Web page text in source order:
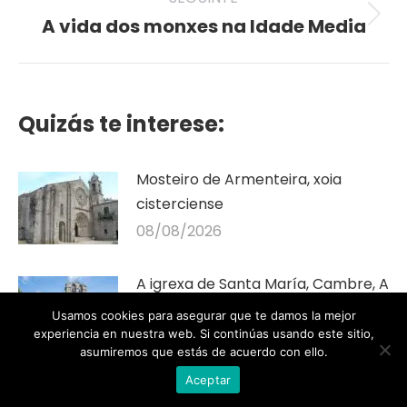
Seguinte
A vida dos monxes na Idade Media
Quizás te interese:
Mosteiro de Armenteira, xoia
cisterciense
08/08/2026
A igrexa de Santa María, Cambre, A
Coruña
08/08/2026
O Mosteiro de Sobrado dos Monxes
Usamos cookies para asegurar que te damos la mejor
experiencia en nuestra web. Si continúas usando este sitio,
asumiremos que estás de acuerdo con ello.
Aceptar